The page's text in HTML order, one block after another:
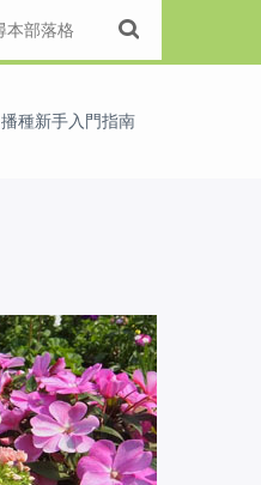
播種新手入門指南